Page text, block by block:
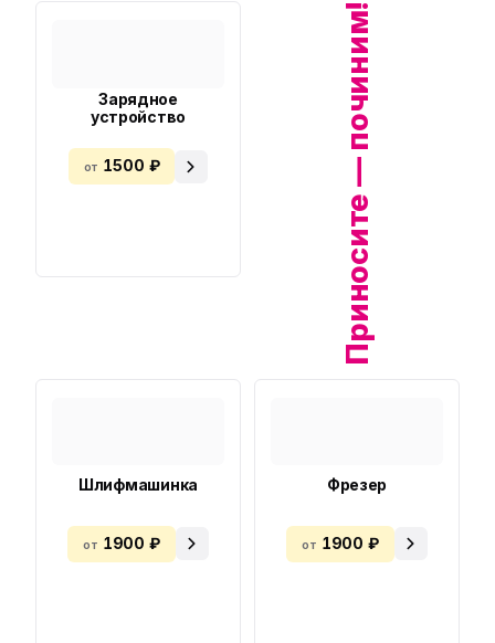
Зарядное
устройство
от 1500 ₽
Шлифмашинка
от 1900 ₽
Фрезер
от 1900 ₽
Приносите — починим!